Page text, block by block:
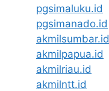
pgsimaluku.id
pgsimanado.id
akmilsumbar.id
akmilpapua.id
akmilriau.id
akmilntt.id